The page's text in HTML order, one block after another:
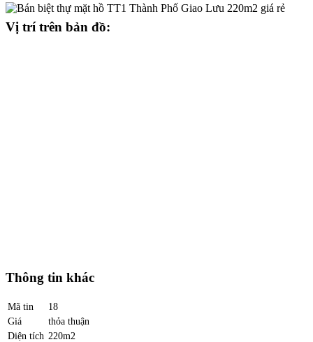
Vị trí trên bản đồ:
Thông tin khác
Mã tin
18
Giá
thỏa thuận
Diện tích 220m2